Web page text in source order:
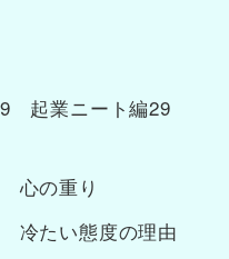
起業ニート編29
心の重り
冷たい態度の理由